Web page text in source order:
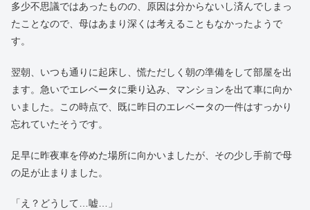
多少不思議ではあったものの、原因は分からないし済んでしまっ
たことなので、母はあまり深くは考えることもなかったようで
す。
翌朝、いつも通りに起床し、慌ただしく朝の準備をして部屋を出
ます。急いでエレベータに乗り込み、マンションを出て車に向か
いました。この時点で、既に昨日のエレベータの一件はすっかり
忘れていたそうです。
足早に昨夜車を停めた場所に向かいましたが、その少し手前で母
の足が止まりました。
「え？どうして…嘘…」